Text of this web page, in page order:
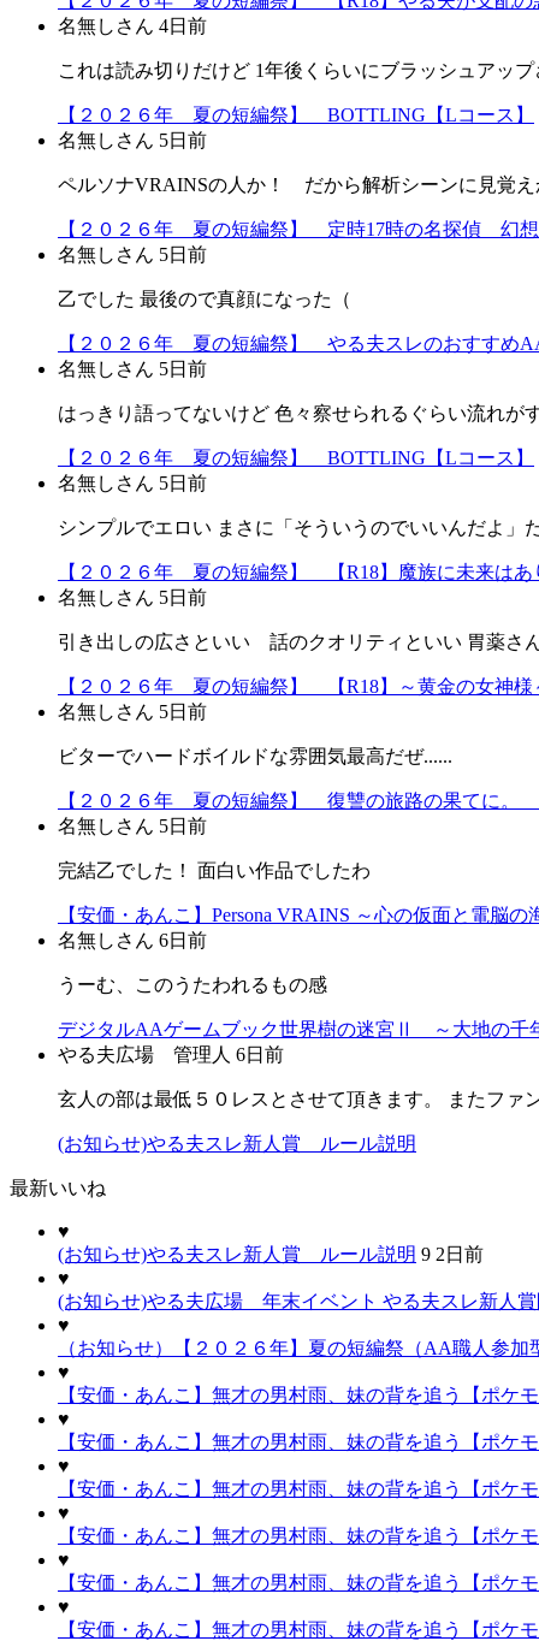
名無しさん 4日前
これは読み切りだけど 1年後くらいにブラッシュアッ
【２０２６年 夏の短編祭】 BOTTLING【Lコース】
名無しさん 5日前
ペルソナVRAINSの人か！ だから解析シーンに見覚
【２０２６年 夏の短編祭】 定時17時の名探偵 幻想
名無しさん 5日前
乙でした 最後ので真顔になった（
【２０２６年 夏の短編祭】 やる夫スレのおすすめ
名無しさん 5日前
はっきり語ってないけど 色々察せられるぐらい流れが
【２０２６年 夏の短編祭】 BOTTLING【Lコース】
名無しさん 5日前
シンプルでエロい まさに「そういうのでいいんだよ」
【２０２６年 夏の短編祭】 【R18】魔族に未来は
名無しさん 5日前
引き出しの広さといい 話のクオリティといい 胃薬さ
【２０２６年 夏の短編祭】 【R18】～黄金の女神
名無しさん 5日前
ビターでハードボイルドな雰囲気最高だぜ......
【２０２６年 夏の短編祭】 復讐の旅路の果てに。
名無しさん 5日前
完結乙でした！ 面白い作品でしたわ
【安価・あんこ】Persona VRAINS ～心の仮面と電脳
名無しさん 6日前
うーむ、このうたわれるもの感
デジタルAAゲームブック世界樹の迷宮Ⅱ ～大地の
やる夫広場 管理人 6日前
玄人の部は最低５０レスとさせて頂きます。 またファ
(お知らせ)やる夫スレ新人賞 ルール説明
最新いいね
♥
(お知らせ)やる夫スレ新人賞 ルール説明 9 2日前
♥
(お知らせ)やる夫広場 年末イベント やる夫スレ新人
♥
（お知らせ）【２０２６年】夏の短編祭（AA職人参加
♥
【安価・あんこ】無才の男村雨、妹の背を追う【ポ
♥
【安価・あんこ】無才の男村雨、妹の背を追う【ポケ
♥
【安価・あんこ】無才の男村雨、妹の背を追う【ポ
♥
【安価・あんこ】無才の男村雨、妹の背を追う【ポ
♥
【安価・あんこ】無才の男村雨、妹の背を追う【ポケ
♥
【安価・あんこ】無才の男村雨、妹の背を追う【ポ